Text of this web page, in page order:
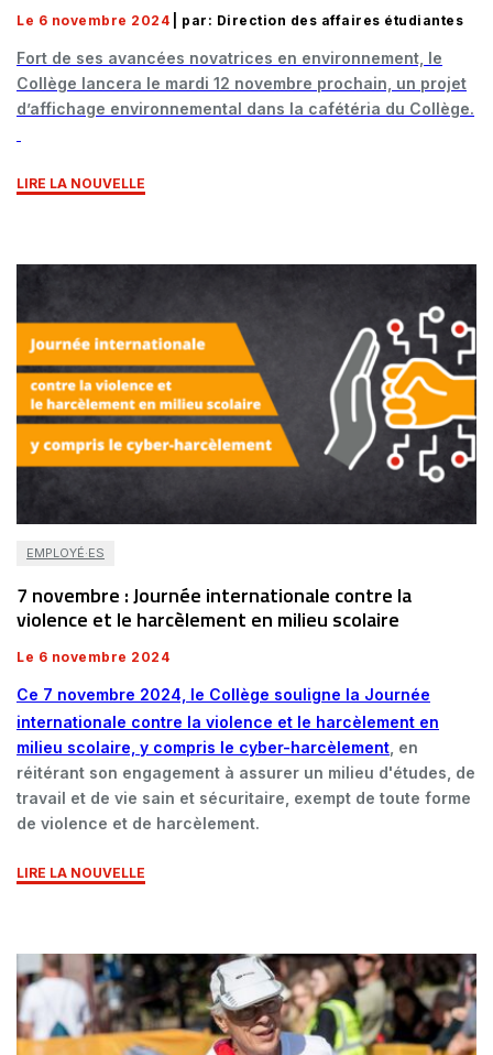
Le 6 novembre 2024 | par: Direction des affaires étudiantes
Fort de ses avancées novatrices en environnement, le
Collège lancera le mardi 12 novembre prochain, un projet
d’affichage environnemental dans la cafétéria du Collège.
LIRE LA NOUVELLE
EMPLOYÉ·ES
7 novembre : Journée internationale contre la
violence et le harcèlement en milieu scolaire
Le 6 novembre 2024
Ce 7 novembre 2024, le Collège souligne la Journée
internationale contre la violence et le harcèlement en
milieu scolaire, y compris le cyber-harcèlement, en
réitérant son engagement à assurer un milieu d'études, de
travail et de vie sain et sécuritaire, exempt de toute forme
de violence et de harcèlement.
LIRE LA NOUVELLE